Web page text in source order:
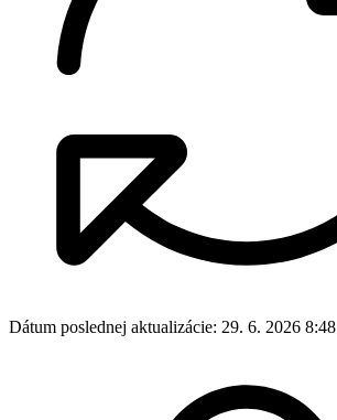
Dátum poslednej aktualizácie: 29. 6. 2026 8:48